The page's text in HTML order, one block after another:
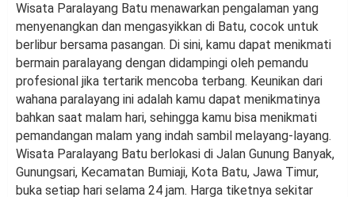
Wisata Paralayang Batu menawarkan pengalaman yang
menyenangkan dan mengasyikkan di Batu, cocok untuk
berlibur bersama pasangan. Di sini, kamu dapat menikmati
bermain paralayang dengan didampingi oleh pemandu
profesional jika tertarik mencoba terbang. Keunikan dari
wahana paralayang ini adalah kamu dapat menikmatinya
bahkan saat malam hari, sehingga kamu bisa menikmati
pemandangan malam yang indah sambil melayang-layang.
Wisata Paralayang Batu berlokasi di Jalan Gunung Banyak,
Gunungsari, Kecamatan Bumiaji, Kota Batu, Jawa Timur,
buka setiap hari selama 24 jam. Harga tiketnya sekitar